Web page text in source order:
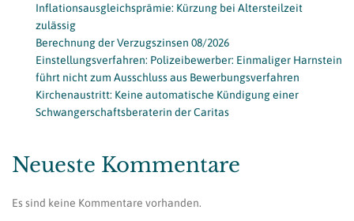
Inflationsausgleichsprämie: Kürzung bei Altersteilzeit
zulässig
Berechnung der Verzugszinsen 08/2026
Einstellungsverfahren: Polizeibewerber: Einmaliger Harnstein
führt nicht zum Ausschluss aus Bewerbungsverfahren
Kirchenaustritt: Keine automatische Kündigung einer
Schwangerschaftsberaterin der Caritas
Neueste Kommentare
Es sind keine Kommentare vorhanden.